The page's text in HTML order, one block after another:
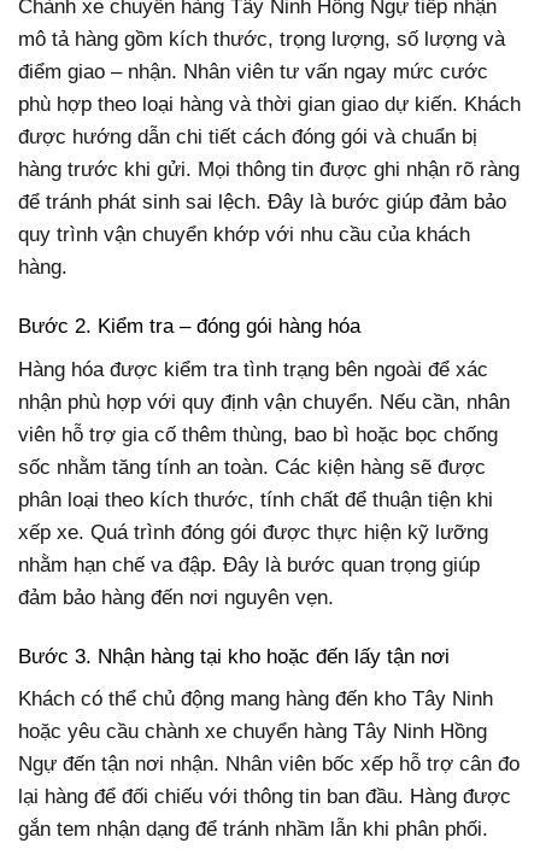
Chành xe chuyển hàng Tây Ninh Hồng Ngự tiếp nhận
mô tả hàng gồm kích thước, trọng lượng, số lượng và
điểm giao – nhận. Nhân viên tư vấn ngay mức cước
phù hợp theo loại hàng và thời gian giao dự kiến. Khách
được hướng dẫn chi tiết cách đóng gói và chuẩn bị
hàng trước khi gửi. Mọi thông tin được ghi nhận rõ ràng
để tránh phát sinh sai lệch. Đây là bước giúp đảm bảo
quy trình vận chuyển khớp với nhu cầu của khách
hàng.
Bước 2. Kiểm tra – đóng gói hàng hóa
Hàng hóa được kiểm tra tình trạng bên ngoài để xác
nhận phù hợp với quy định vận chuyển. Nếu cần, nhân
viên hỗ trợ gia cố thêm thùng, bao bì hoặc bọc chống
sốc nhằm tăng tính an toàn. Các kiện hàng sẽ được
phân loại theo kích thước, tính chất để thuận tiện khi
xếp xe. Quá trình đóng gói được thực hiện kỹ lưỡng
nhằm hạn chế va đập. Đây là bước quan trọng giúp
đảm bảo hàng đến nơi nguyên vẹn.
Bước 3. Nhận hàng tại kho hoặc đến lấy tận nơi
Khách có thể chủ động mang hàng đến kho Tây Ninh
hoặc yêu cầu chành xe chuyển hàng Tây Ninh Hồng
Ngự đến tận nơi nhận. Nhân viên bốc xếp hỗ trợ cân đo
lại hàng để đối chiếu với thông tin ban đầu. Hàng được
gắn tem nhận dạng để tránh nhầm lẫn khi phân phối.